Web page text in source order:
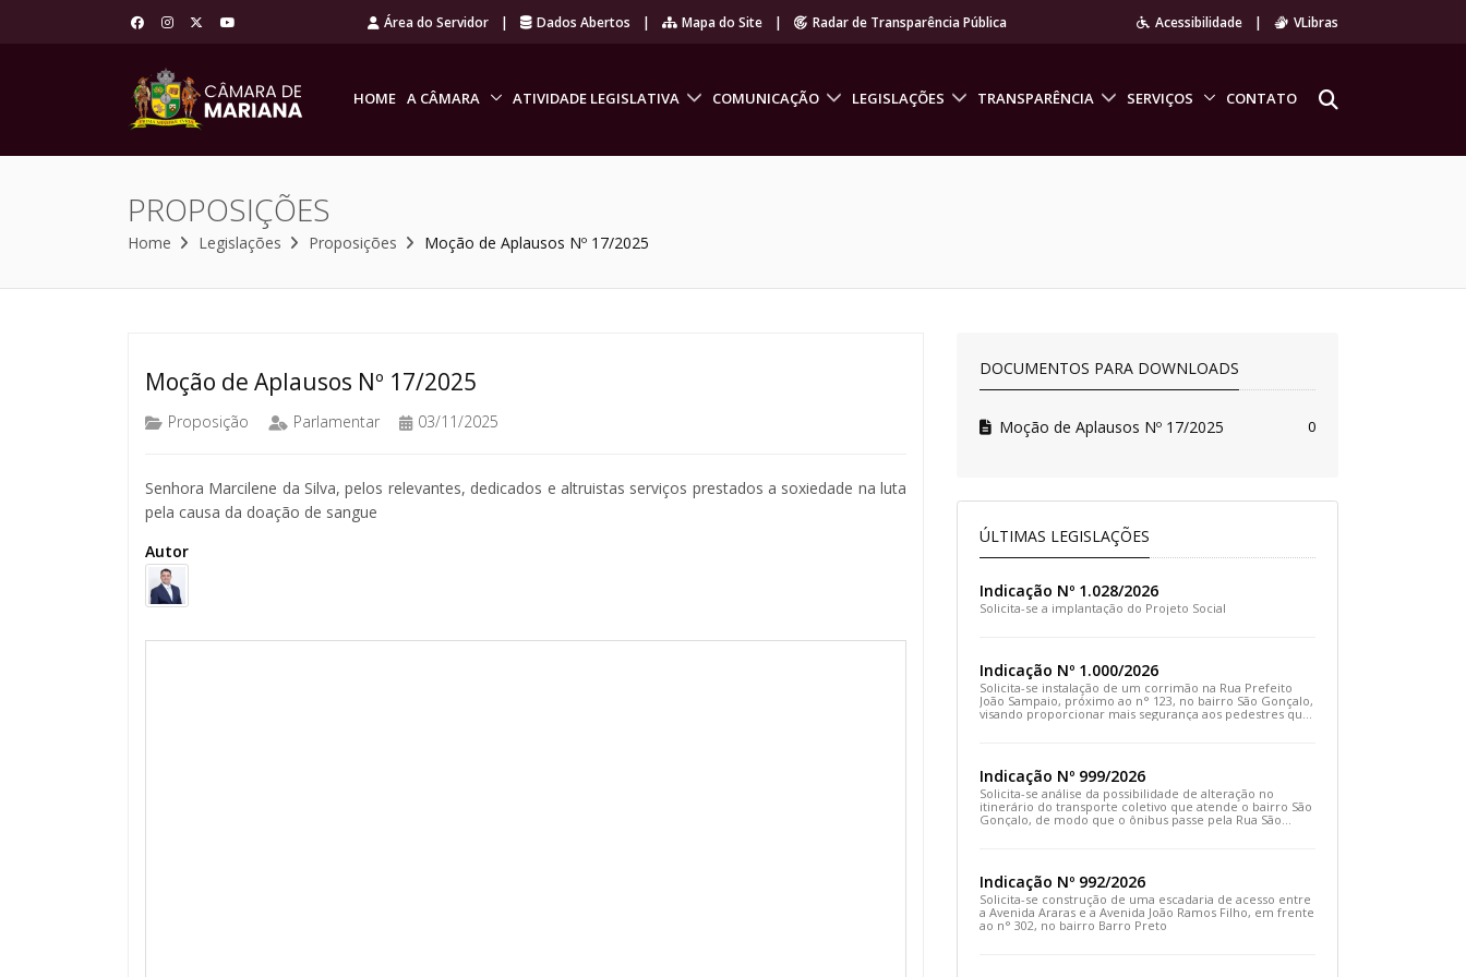
Área do Servidor | Dados Abertos | Mapa do Site | Radar de Transparência Pública Acessibilidade | VLibras
HOME A CÂMARA ATIVIDADE LEGISLATIVA COMUNICAÇÃO LEGISLAÇÕES TRANSPARÊNCIA SERVIÇOS CONTATO
PROPOSIÇÕES
Home Legislações Proposições Moção de Aplausos Nº 17/2025
Moção de Aplausos Nº 17/2025
Proposição Parlamentar 03/11/2025
Senhora Marcilene da Silva, pelos relevantes, dedicados e altruistas serviços prestados a soxiedade na luta
pela causa da doação de sangue
Autor
DOCUMENTOS PARA DOWNLOADS
Moção de Aplausos Nº 17/2025 0
ÚLTIMAS LEGISLAÇÕES
Indicação Nº 1.028/2026
Solicita-se a implantação do Projeto Social
Indicação Nº 1.000/2026
Solicita-se instalação de um corrimão na Rua Prefeito
João Sampaio, próximo ao n° 123, no bairro São Gonçalo,
visando proporcionar mais segurança aos pedestres que
Indicação Nº 999/2026
Solicita-se análise da possibilidade de alteração no
itinerário do transporte coletivo que atende o bairro São
Gonçalo, de modo que o ônibus passe pela Rua São
Indicação Nº 992/2026
Solicita-se construção de uma escadaria de acesso entre
a Avenida Araras e a Avenida João Ramos Filho, em frente
ao n° 302, no bairro Barro Preto